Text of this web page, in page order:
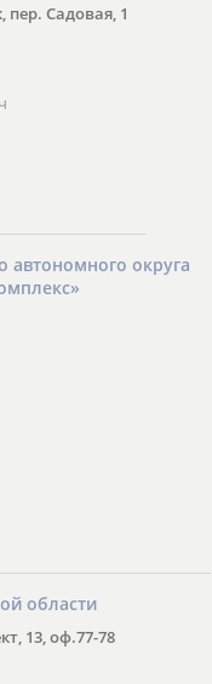
пер. Садовая, 1
автономного округа
области
13, оф.77-78